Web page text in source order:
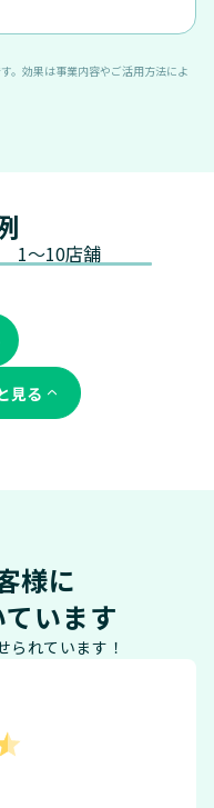
。効果は事業内容やご活用方法によ
1〜10店舗
見る
様に
います
られています！